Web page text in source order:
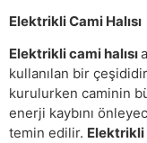
Elektrikli Cami Halısı
Elektrikli cami halısı
kullanılan bir
kurulurken caminin
enerji kaybını
temin edilir. Elektrikli